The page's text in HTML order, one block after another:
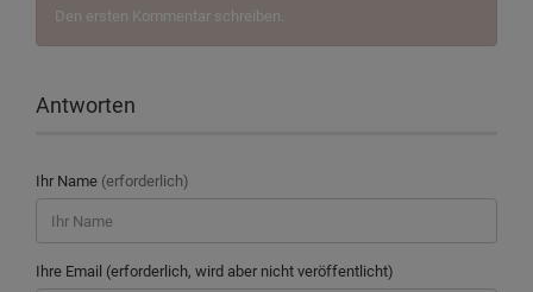
Den ersten Kommentar schreiben.
Antworten
Ihr Name (erforderlich)
Ihre Email (erforderlich, wird aber nicht veröffentlicht)